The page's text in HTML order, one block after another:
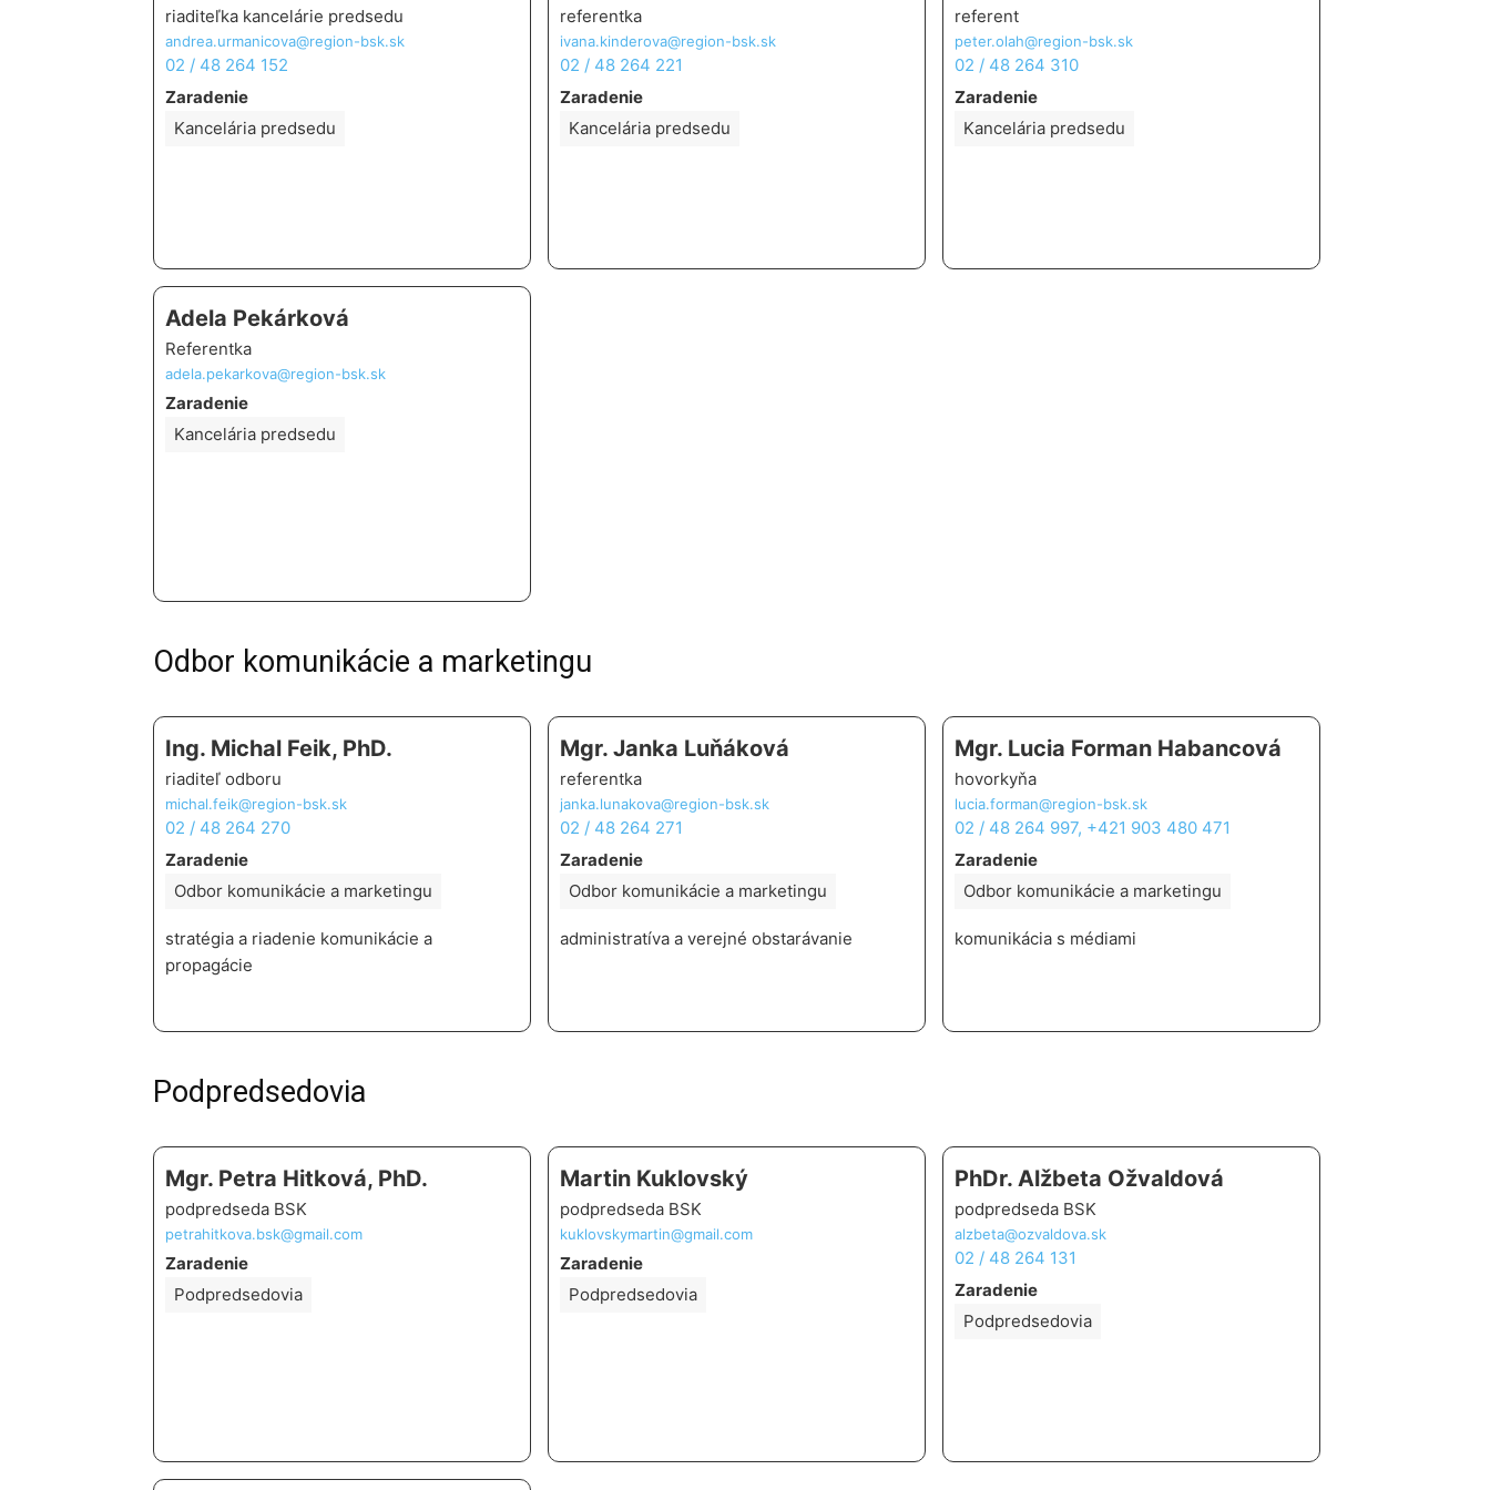
riaditeľka kancelárie predsedu
andrea.urmanicova@region-bsk.sk
02 / 48 264 152
Zaradenie
Kancelária predsedu
referentka
ivana.kinderova@region-bsk.sk
02 / 48 264 221
Zaradenie
Kancelária predsedu
referent
peter.olah@region-bsk.sk
02 / 48 264 310
Zaradenie
Kancelária predsedu
Adela Pekárková
Referentka
adela.pekarkova@region-bsk.sk
Zaradenie
Kancelária predsedu
Odbor komunikácie a marketingu
Ing. Michal Feik, PhD.
riaditeľ odboru
michal.feik@region-bsk.sk
02 / 48 264 270
Zaradenie
Odbor komunikácie a marketingu
stratégia a riadenie komunikácie a
propagácie
Mgr. Janka Luňáková
referentka
janka.lunakova@region-bsk.sk
02 / 48 264 271
Zaradenie
Odbor komunikácie a marketingu
administratíva a verejné obstarávanie
Mgr. Lucia Forman Habancová
hovorkyňa
lucia.forman@region-bsk.sk
02 / 48 264 997, +421 903 480 471
Zaradenie
Odbor komunikácie a marketingu
komunikácia s médiami
Podpredsedovia
Mgr. Petra Hitková, PhD.
podpredseda BSK
petrahitkova.bsk@gmail.com
Zaradenie
Podpredsedovia
Martin Kuklovský
podpredseda BSK
kuklovskymartin@gmail.com
Zaradenie
Podpredsedovia
PhDr. Alžbeta Ožvaldová
podpredseda BSK
alzbeta@ozvaldova.sk
02 / 48 264 131
Zaradenie
Podpredsedovia